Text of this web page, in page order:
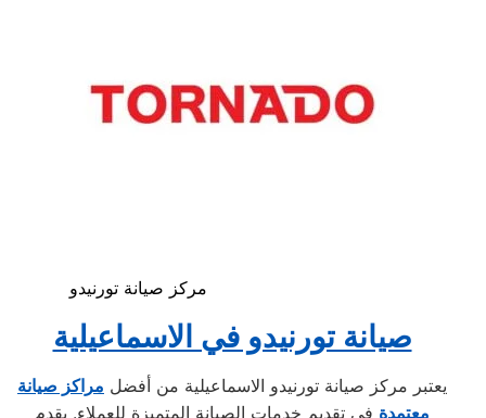
مركز صيانة تورنيدو
صيانة تورنيدو في الاسماعيلية
يعتبر مركز صيانة تورنيدو الاسماعيلية من أفضل مراكز صيانة
معتمدة في تقديم خدمات الصيانة المتميزة للعملاء. يقدم